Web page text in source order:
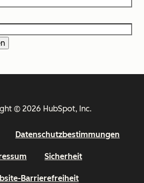
© 2026 HubSpot, Inc.
Datenschutzbestimmungen
Sicherheit
Barrierefreiheit